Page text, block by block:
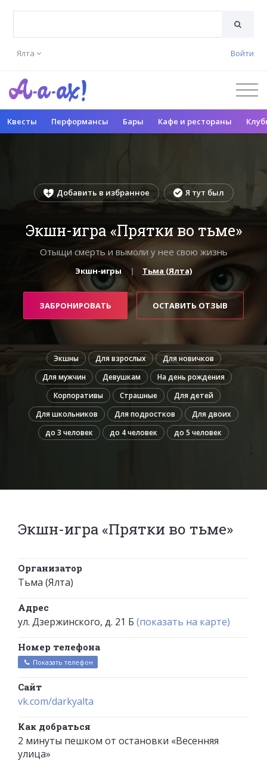
Ялта Войти
Квесты Перформансы Бары Кафе и рестораны
Добавить в избранное Я тут был
Экшн-игра «Прятки во тьме»
Отыщи смерть и вымоли у нее свою жизнь
Экшн-игры Тьма (Ялта)
ЗАБРОНИРОВАТЬ ОСТАВИТЬ ОТЗЫВ
Экшны Для взрослых
Для новичков
Для мужчин
Девушкам
На день рождения
Корпоративы
Страшные
Для детей
Для школьников
Для подростков
Для двоих
до 3 человек
до 4 человек до 5 человек
Экшн-игра «Прятки во тьме»
Организатор
Тьма (Ялта)
Адрес
ул. Дзержинского, д. 21 Б (показать на карте)
Номер телефона
Показать телефон
Сайт
vk.com/darkyalta
Как добраться
2 минуты пешком от остановки «Весенняя
улица»